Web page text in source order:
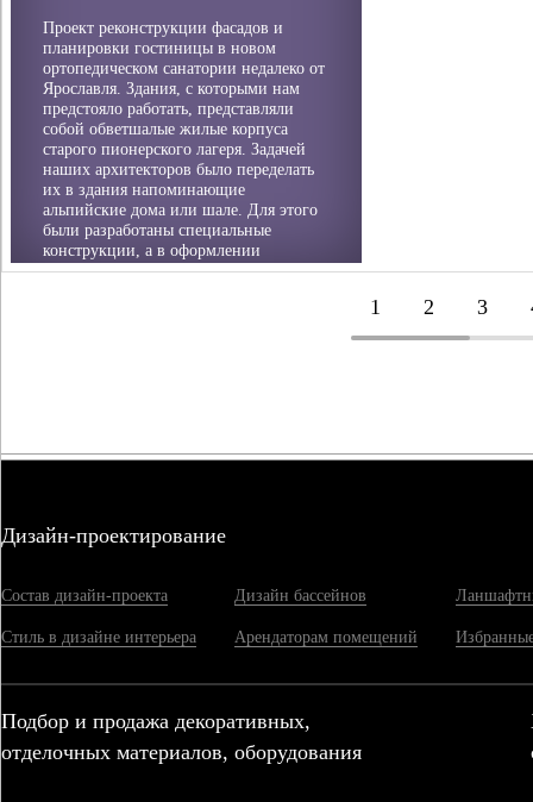
Проект реконструкции фасадов и
планировки гостиницы в новом
ортопедическом санатории недалеко от
Ярославля. Здания, с которыми нам
предстояло работать, представляли
собой обветшалые жилые корпуса
старого пионерского лагеря. Задачей
наших архитекторов было переделать
их в здания напоминающие
альпийские дома или шале. Для этого
были разработаны специальные
конструкции, а в оформлении
появился камень и дерево.
1 2 3
Дизайн-проектирование
Состав дизайн-проекта
Стиль в дизайне интерьера
Дизайн бассейнов
Арендаторам помещений
Подбор и продажа декоративных,
отделочных материалов, оборудования